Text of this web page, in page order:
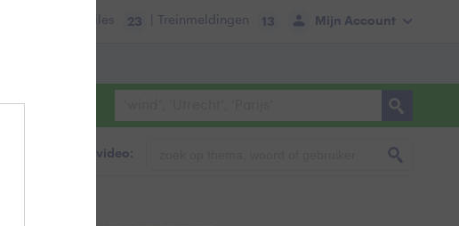
Mijn Account
Files 23 | Treinmeldingen 13
Zoeken in foto & video: